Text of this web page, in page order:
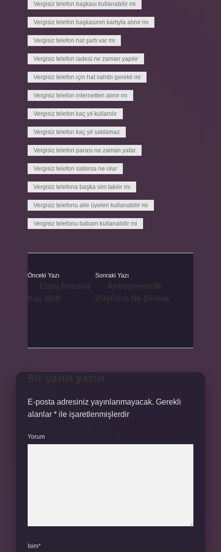
Vergisiz telefon başkası kullanabilir mi
Vergisiz telefon başkasının kartıyla alınır mı
Vergisiz telefon hat şartı var mı
Vergisiz telefon iadesi ne zaman yapılır
Vergisiz telefon için hat sahibi gerekli mi
Vergisiz telefon internetten alınır mı
Vergisiz telefon kaç yıl kullanılır
Vergisiz telefon kaç yıl satılamaz
Vergisiz telefon parası ne zaman yatar
Vergisiz telefon satılırsa ne olur
Vergisiz telefona başka sim takılır mı
Vergisiz telefonu aile üyeleri kullanabilir mi
Vergisiz telefonu babam kullanabilir mi
Önceki Yazı Sonraki Yazı
E-posta adresiniz yayınlanmayacak. Gerekli
alanlar * ile işaretlenmişlerdir
Yorum
İsim*